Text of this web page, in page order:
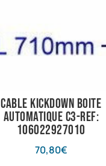
cable kickdown boite
automatique C3-ref:
106022927010
70,80€